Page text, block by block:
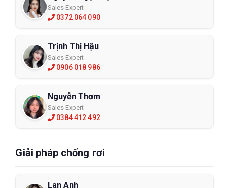
Sales Expert
0372 064 090
Trịnh Thị Hậu
Sales Expert
0906 018 986
Nguyễn Thơm
Sales Expert
0384 412 492
Giải pháp chống rơi
Lan Anh